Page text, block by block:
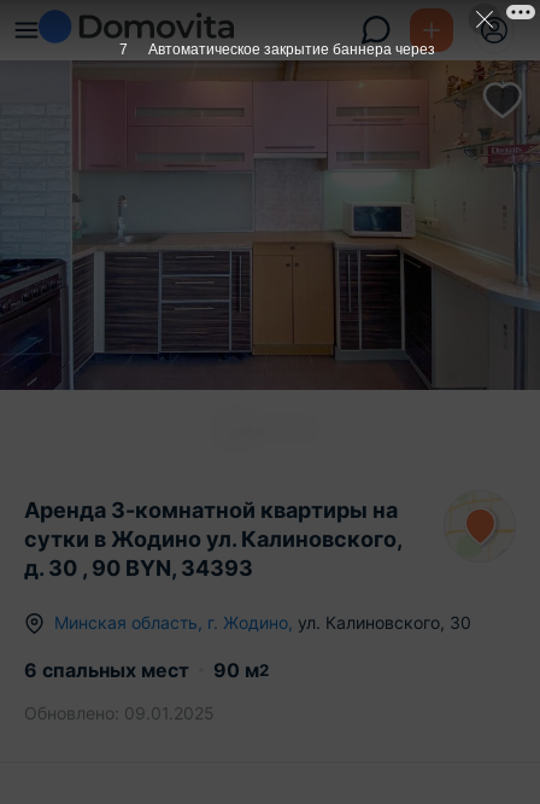
Аренда 3-комнатной квартиры на
сутки в Жодино ул. Калиновского,
д. 30 , 90 BYN, 34393
Минская область г. Жодино ул. Калиновского 30
6 спальных мест 90 м2
Обновлено: 09.01.2025
6 Автоматическое закрытие баннера через